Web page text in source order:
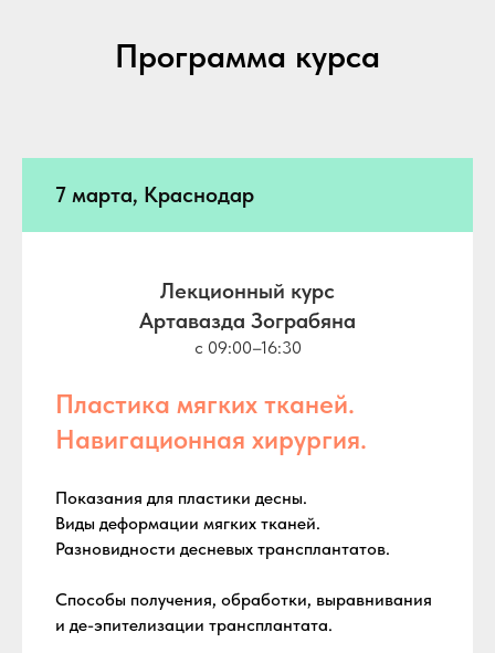
Программа курса
7 марта, Краснодар
Лекционный курс
Артавазда Зограбяна
с 09:00–16:30
Пластика мягких тканей.
Навигационная хирургия.
Показания для пластики десны.
Виды деформации мягких тканей.
Разновидности десневых трансплантатов.
Способы получения, обработки, выравнивания
и де-эпителизации трансплантата.